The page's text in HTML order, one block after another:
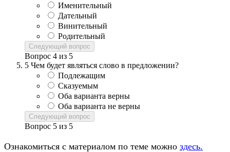
Именительный
Дательный
Винительный
Родительный
Следующий вопрос
Вопрос 4 из 5
5 Чем будет являться слово в предложении?
Подлежащим
Сказуемым
Оба варианта верны
Оба варианта не верны
Следующий вопрос
Вопрос 5 из 5
Ознакомиться с материалом по теме можно здесь.